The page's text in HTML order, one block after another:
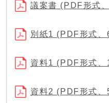
議案書 (PDF形式
別紙1 (PDF形式
資料1 (PDF形式
資料2 (PDF形式